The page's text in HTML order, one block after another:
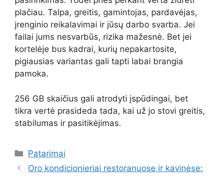
plačiau. Talpa, greitis, gamintojas, pardavėjas,
įrenginio reikalavimai ir jūsų darbo svarba. Jei
failai jums nesvarbūs, rizika mažesnė. Bet jei
kortelėje bus kadrai, kurių nepakartosite,
pigiausias variantas gali tapti labai brangia
pamoka.
256 GB skaičius gali atrodyti įspūdingai, bet
tikra vertė prasideda tada, kai už jo stovi greitis,
stabilumas ir pasitikėjimas.
Kategorijos
Patarimai
Oro kondicionieriai restoranuose ir kavinėse: